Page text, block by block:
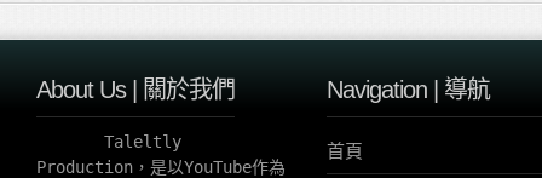
About Us | 關於我們
Taleltly
Production，是以YouTube作為
Navigation | 導航
首頁